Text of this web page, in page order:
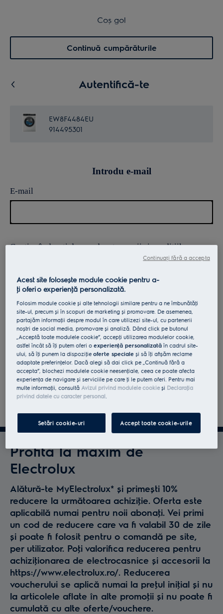
Menu 0
Coș de cumpărături
Coș gol
Continuă cumpărăturile
Autentifică-te
EW8F4484EU
914495301
Introdu e-mail
E-mail
Continuând, ești de acord cutermenii și condițiile.
tale cu caracter personal, te rugăm să consulţi declaraţia
noastră privindprotecţia Datelor.
Profită la maxim de
Electrolux
Alătură-te MyElectrolux* și primești 10%
reducere la următoarea achiziţie. Oferta este
aplicabilă numai pentru noii abonaţi. Vei primi
un cod de reducere care va fi valabil 30 de zile
și poate fi folosit pentru o comandă pe site,
per utilizator. Poţi valorifica reducerea pentru
achiziţionarea de electrocasnice și accesorii la
https://www.electrolux.ro/. Reducerea
voucherului se aplică numai la preţul iniţial și nu
la articolele aflate în alte promoţii și nu poate fi
cumulată cu alte oferte/vouchere.
Acest site folosește module cookie pentru a-
ţi oferi o experienţă personalizată.
Folosim module cookie și alte tehnologii similare pentru a ne îmbunătăţi
site-ul, precum și în scopuri de marketing și promovare. De asemenea,
partajăm informaţii despre modul în care utilizezi site-ul, cu partenerii
noștri de social media, promovare și analiză. Dând click pe butonul
„Acceptă toate modulele cookie”, accepţi utilizarea modulelor cookie,
astfel încât să îţi putem oferi oexperienţă personalizată în cadrul site-
ului, să îţi punem la dispoziţieoferte speciale și să îţi afișăm reclame
adaptate preferinţelor. Dacă alegi să dai click pe „Continuă fără a
accepta”, blochezi modulele cookie neesenţiale, ceea ce poate afecta
experienţa de navigare și serviciile pe care ţi le putem oferi. Pentru mai
multe informaţii, consultă Avizul privind modulele cookieși Declaraţia
privind datele cu caracter personal.
Setări cookie-uri Accept toate cookie-urile
Continuați fără a accepta